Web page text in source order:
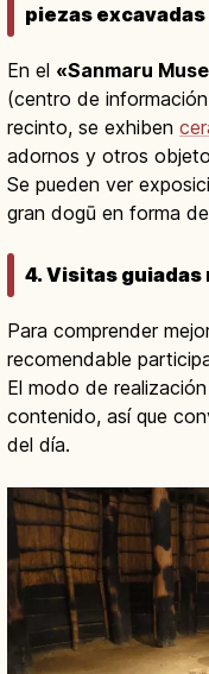
piezas excavadas
En el «Sanmaru
(centro de
recinto, se exhiben
adornos y otros
Se pueden ver
gran dogū en forma
4. Visitas guiadas
Para comprender
recomendable
El modo de
contenido, así que
del día.